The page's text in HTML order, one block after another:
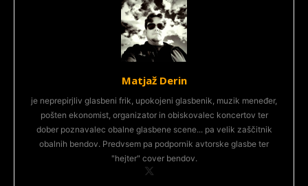
Matjaž Derin
je neprepirjliv glasbeni frik, upokojeni glasbenik, muzik meneđer,
pošten ekonomist, organizator in obiskovalec koncertov ter
dober poznavalec obalne glasbene scene... pa velik zaščitnik
obalnih bendov. Predvsem pa podpornik avtorske glasbe ter
"hejter" cover bendov.